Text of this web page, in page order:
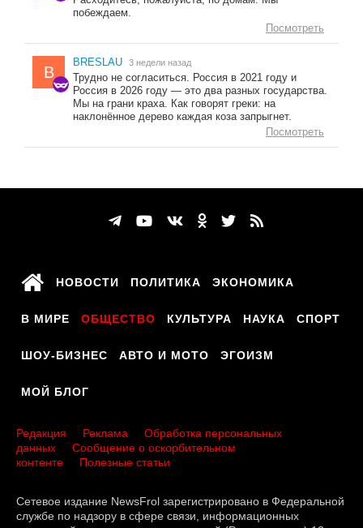
побеждаем.
Посмотреть
B
BRESLAU 3 недели назад
Трудно не согласиться. Россия в 2021 году и
Россия в 2026 году — это два разных государства.
Мы на грани краха. Как говорят греки: на
наклонённое дерево каждая коза запрыгнет.
Посмотреть
НОВОСТИ ПОЛИТИКА ЭКОНОМИКА
В МИРЕ ОБЩЕСТВО КУЛЬТУРА НАУКА СПОРТ
ШОУ-БИЗНЕС АВТО И МОТО ЭГОИЗМ
МОЙ БЛОГ
Редакция Реклама
Обработка персональных
данных
Сообщение о оскорбительном
контенте
Полезные статьи
Сетевое издание NewsFrol зарегистрировано в Федеральной
службе по надзору в сфере связи, информационных